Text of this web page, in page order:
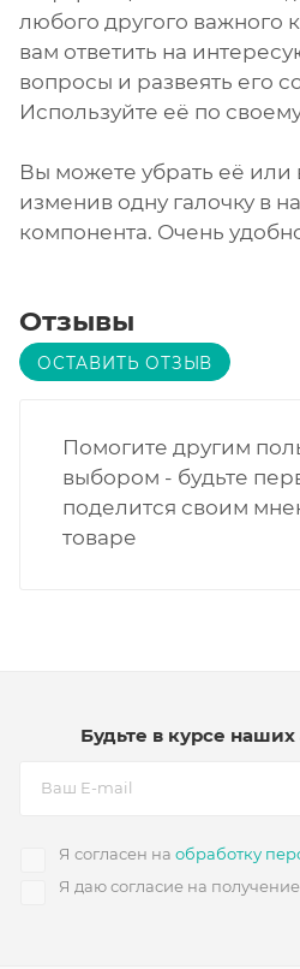
любого другого важного
вам ответить на
вопросы и развеять его
Используйте её по
Вы можете убрать её или
изменив одну галочку в
компонента. Очень
Отзывы
ОСТАВИТЬ ОТЗЫВ
Помогите другим
выбором - будьте
поделится своим
товаре
Будьте в курсе
Я согласен на обработку
Я даю согласие на